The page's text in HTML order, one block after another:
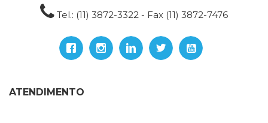
Tel.: (11) 3872-3322 - Fax (11) 3872-7476
ATENDIMENTO